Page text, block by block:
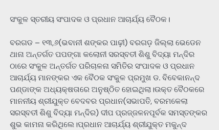
ସଂକୁଳ ସ୍ତରୀୟ ସଂପାଦକ ଓ ପ୍ରଧାନ ଆଚାର୍ଯ୍ୟ ବୈଠକ।
ବରଗଡ – ୧୩,୬(ଭବାନୀ ଶଙ୍କର ପାଢ଼ୀ) ବରଗଡ଼ ଜିଲ୍ଲା ଭେଡେନ
ଥାନା ଅନ୍ତର୍ଗତ ପପଙ୍ଗା କଲୋନୀ ସରସ୍ବତୀ ଶିଶୁ ବିଦ୍ୟା ମନ୍ଦିର
ଠାରେ ସଂକୁଳ ଅନ୍ତର୍ଗତ ପରିଚାଳନା ସମିତିର ସଂପାଦକ ଓ ପ୍ରଧାନ
ଆଚାର୍ଯ୍ୟ ମାନଙ୍କର ଏକ ବୈଠକ ସଂକୁଳ ପ୍ରମୁଖ ଡ. ବିବେକାନନ୍ଦ
ପଣ୍ଡାଙ୍କ ଅଧ୍ୟକ୍ଷତାରେ ଅନୁଷ୍ଠିତ ହୋଇଥିଲା।ଉକ୍ତ ବୈଠକରେ
ମାନନୀୟ ଶ୍ରୀଯୁକ୍ତ ବେଦବର ପ୍ରଧାନ(ସଭାପତି, ବରମକେଲା
ସରସ୍ବତୀ ଶିଶୁ ବିଦ୍ୟା ମନ୍ଦିର) ଦୀପ ପ୍ରଜ୍ଜଳନପୂର୍ବକ ସମସ୍ତଙ୍କର
ଶୁଭ କାମନା କରିଥିଲେ।ପ୍ରଧାନ ଆଚାର୍ଯ୍ୟ ଶ୍ରୀଯୁକ୍ତ ମକୁନ୍ଦ